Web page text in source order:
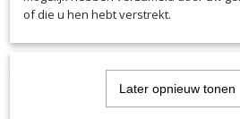
comfort - hoe vol je rugzak ook is
- Extra handvat
- Hoofdvak met dubbele ritssluiting in
maximale opbergruimte
- Zak met rits aan de voorkant voor je
- Stevig bodemvak voor nat /droge
of die u hen hebt verstrekt.
Later opnieuw tonen